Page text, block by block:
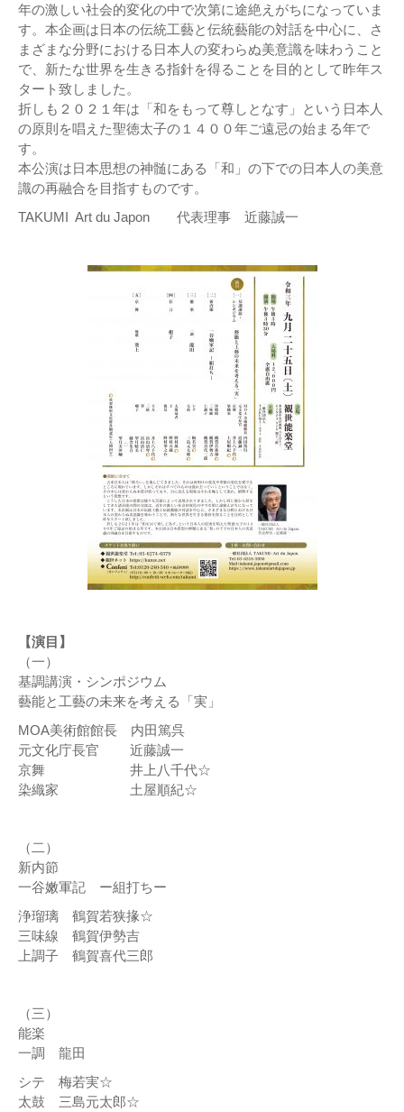
年の激しい社会的変化の中で次第に途絶えがちになっていま
す。本企画は日本の伝統工藝と伝統藝能の対話を中心に、さ
まざまな分野における日本人の変わらぬ美意識を味わうこと
で、新たな世界を生きる指針を得ることを目的として昨年ス
タート致しました。
折しも２０２１年は「和をもって尊しとなす」という日本人
の原則を唱えた聖徳太子の１４００年ご遠忌の始まる年で
す。
本公演は日本思想の神髄にある「和」の下での日本人の美意
識の再融合を目指すものです。
TAKUMI Art du Japon 代表理事 近藤誠一
【演目】
（一）
基調講演・シンポジウム
藝能と工藝の未来を考える「実」
MOA美術館館⻑ 内⽥篤呉
元文化庁長官 近藤誠一
京舞 井上八千代☆
染織家 土屋順紀☆
（二）
新内節
一谷嫩軍記 ー組打ちー
浄瑠璃 鶴賀若狭掾☆
三味線 鶴賀伊勢吉
上調子 鶴賀喜代三郎
（三）
能楽
一調 龍田
シテ 梅若実☆
太鼓 三島元太郎☆